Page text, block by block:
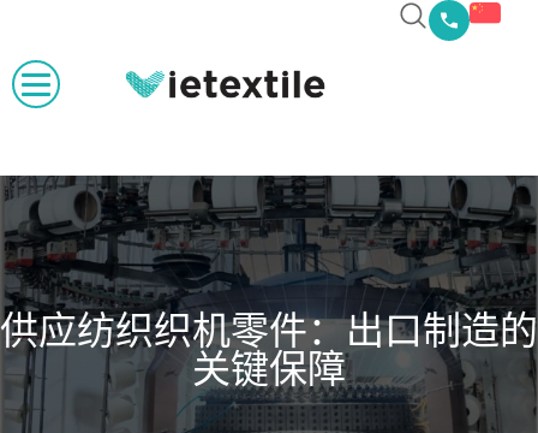
供应纺织织机零件：出口制造的
关键保障